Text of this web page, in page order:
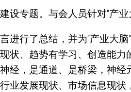
设专题。与会人员针对“产
进行了总结，并为“产业大
状、趋势有学习、创造能
经，是通道、是桥梁，神
业发展现状、市场信息现